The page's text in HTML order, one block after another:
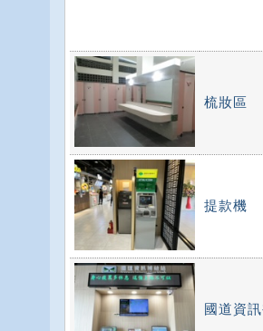
梳妝區
提款機
國道資